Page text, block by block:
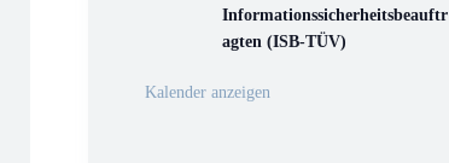
a
t
n
Informationssicherheitsbeauftr
agten (ISB-TÜV)
Kalender anzeigen